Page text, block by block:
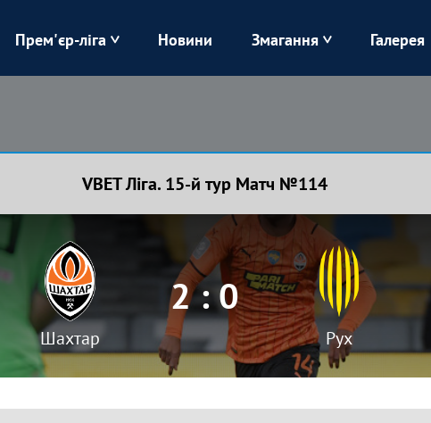
Карпати Колос
Харків Чорноморець
Прем'єр-ліга Новини Змагання Галерея
VBET Ліга. 15-й тур Матч №114
Шахтар
2 : 0
Рух